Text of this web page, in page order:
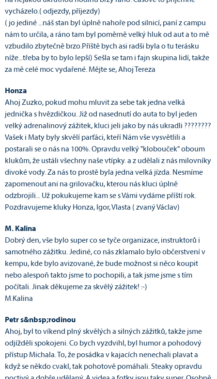
vycházelo.( odjezdy, příjezdy)
( jo jediné ...náš stan byl úplně nahoře pod silnicí, paní z campu
nám to určila, a ráno tam byl poměrně velký hluk od aut a to mě
vzbudilo zbytečně brzo.Příště bych asi radši byla o tu terásku
níže...třeba by to bylo lepší) Sešla se tam i fajn skupina lidí, takže
za mě celé moc vydařené. Mějte se, Ahoj Tereza
Honza
Ahoj Zuzko, pokud mohu mluvit za sebe tak jedna velká
jednička s hvězdičkou. Již od nasednutí do auta to byl jeden
velký adrenalinový zážitek, kluci jeli jako by nás ukradli ????????
Vašek i Maty byly skvělí parťáci, kteří Nám vše vysvětlili a
postarali se o nás na 100%. Opravdu velký "klobouček" oboum
klukům, že ustáli všechny naše vtípky. a z udělali z nás milovníky
divoké vody. Za nás to prostě byla jedna velká jízda. Nesmíme
zapomenout ani na grilovačku, kterou nás kluci úplně
odzbrojili... Už pokukujeme kam se s Vámi vydáme příští rok.
Pozdravujeme kluky Honza, Igor, Vlasta ( zvaný Václav)
M. Kalina
Dobrý den, vše bylo super co se tyče organizace, instruktorů i
samotného zážitku. Jediné, co nás zklamalo bylo občerstvení v
kempu, kde bylo avizované, že bude možnost si něco koupit
nebo alespoň takto jsme to pochopili, a tak jsme jsme s tím
počítali. Jinak děkujeme za skvělý zážitek! :-)
M.Kalina
Petr s&nbsp;rodinou
Ahoj, byl to víkend plný skvělých a silných zážitků, takže jsme
odjížděli spokojeni. Co bych vyzdvihl, byl humor a pohodový
přístup Michala. To, že posádka v kajacích nenechali plavat a
když se někdo cvakl, tak pohotově pomáhali. Steaky opravdu